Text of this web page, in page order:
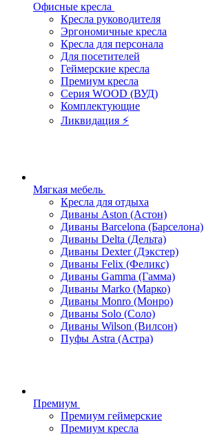
Офисные кресла
Кресла руководителя
Эргономичные кресла
Кресла для персонала
Для посетителей
Геймерские кресла
Премиум кресла
Серия WOOD (ВУД)
Комплектующие
Ликвидация ⚡
Мягкая мебель
Кресла для отдыха
Диваны Aston (Астон)
Диваны Barcelona (Барселона)
Диваны Delta (Дельта)
Диваны Dexter (Дэкстер)
Диваны Felix (Феликс)
Диваны Gamma (Гамма)
Диваны Marko (Марко)
Диваны Monro (Монро)
Диваны Solo (Соло)
Диваны Wilson (Вилсон)
Пуфы Astra (Астра)
Премиум
Премиум геймерские
Премиум кресла